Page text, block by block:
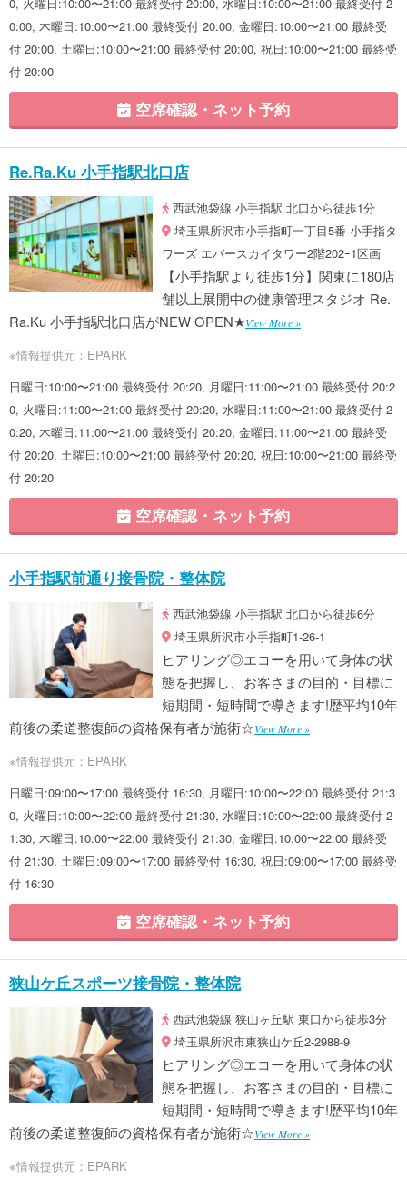
0:00, 木曜日:10:00〜21:00 最終受付 20:00, 金曜日:10:00〜21:00 最終受
付 20:00, 土曜日:10:00〜21:00 最終受付 20:00, 祝日:10:00〜21:00 最終受
付 20:00
空席確認・ネット予約
Re.Ra.Ku 小手指駅北口店
西武池袋線 小手指駅 北口から徒歩1分
埼玉県所沢市小手指町一丁目5番 小手指タ
ワーズ エバースカイタワー2階202ｰ1区画
【小手指駅より徒歩1分】関東に180店
舗以上展開中の健康管理スタジオ Re.
Ra.Ku 小手指駅北口店がNEW OPEN★View More »
※情報提供元：EPARK
日曜日:10:00〜21:00 最終受付 20:20, 月曜日:11:00〜21:00 最終受付 20:2
0, 火曜日:11:00〜21:00 最終受付 20:20, 水曜日:11:00〜21:00 最終受付 2
0:20, 木曜日:11:00〜21:00 最終受付 20:20, 金曜日:11:00〜21:00 最終受
付 20:20, 土曜日:10:00〜21:00 最終受付 20:20, 祝日:10:00〜21:00 最終受
付 20:20
空席確認・ネット予約
小手指駅前通り接骨院・整体院
西武池袋線 小手指駅 北口から徒歩6分
埼玉県所沢市小手指町1-26-1
ヒアリング◎エコーを用いて身体の状
態を把握し、お客さまの目的・目標に
短期間・短時間で導きます!歴平均10年
前後の柔道整復師の資格保有者が施術☆View More »
※情報提供元：EPARK
日曜日:09:00〜17:00 最終受付 16:30, 月曜日:10:00〜22:00 最終受付 21:3
0, 火曜日:10:00〜22:00 最終受付 21:30, 水曜日:10:00〜22:00 最終受付 2
1:30, 木曜日:10:00〜22:00 最終受付 21:30, 金曜日:10:00〜22:00 最終受
付 21:30, 土曜日:09:00〜17:00 最終受付 16:30, 祝日:09:00〜17:00 最終受
付 16:30
空席確認・ネット予約
狭山ケ丘スポーツ接骨院・整体院
西武池袋線 狭山ヶ丘駅 東口から徒歩3分
埼玉県所沢市東狭山ケ丘2-2988-9
ヒアリング◎エコーを用いて身体の状
態を把握し、お客さまの目的・目標に
短期間・短時間で導きます!歴平均10年
前後の柔道整復師の資格保有者が施術☆View More »
※情報提供元：EPARK